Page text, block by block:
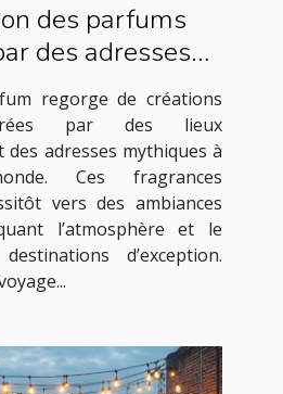
des parfums
des adresses
célèbresregorge de créations
par des lieux
des adresses mythiques à
Ces fragrances
vers des ambiances
l’atmosphère et le
d’exception.